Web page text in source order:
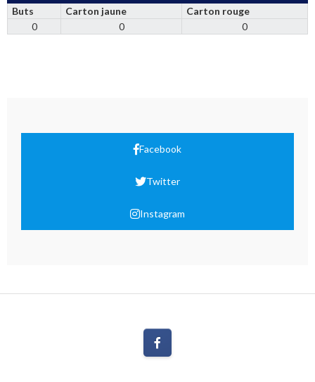
Buts Carton jaune
Carton rouge
0
0 0
Facebook
Twitter
Instagram